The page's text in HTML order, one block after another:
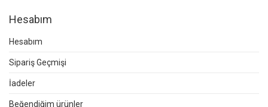
Hesabım
Hesabım
Sipariş Geçmişi
İadeler
Beğendiğim ürünler